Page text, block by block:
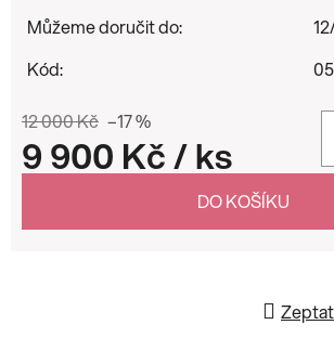
Můžeme doručit do:
Kód:
12 000 Kč –17 %
9 900 Kč/ ks
DO KOŠÍKU